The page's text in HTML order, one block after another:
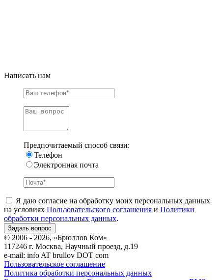
Написать нам
Предпочитаемый способ связи:
Телефон
Электронная почта
Я даю согласие на обработку моих персональных данных
на условиях Пользовательского соглашения и Политики
обработки персональных данных.
© 2006 - 2026, «Брюллов Ком»
117246 г. Москва, Научный проезд, д.19
e-mail: info AT brullov DOT com
Пользовательское соглашение
Политика обработки персональных данных